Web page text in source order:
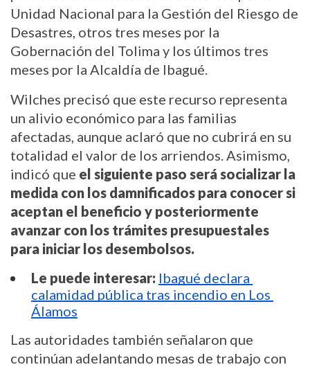
Unidad Nacional para la Gestión del Riesgo de
Desastres, otros tres meses por la
Gobernación del Tolima y los últimos tres
meses por la Alcaldía de Ibagué.
Wilches precisó que este recurso representa
un alivio económico para las familias
afectadas, aunque aclaró que no cubrirá en su
totalidad el valor de los arriendos. Asimismo,
indicó que el siguiente paso será socializar la
medida con los damnificados para conocer si
aceptan el beneficio y posteriormente
avanzar con los trámites presupuestales
para iniciar los desembolsos.
Le puede interesar: Ibagué declara
calamidad pública tras incendio en Los
Álamos
Las autoridades también señalaron que
continúan adelantando mesas de trabajo con